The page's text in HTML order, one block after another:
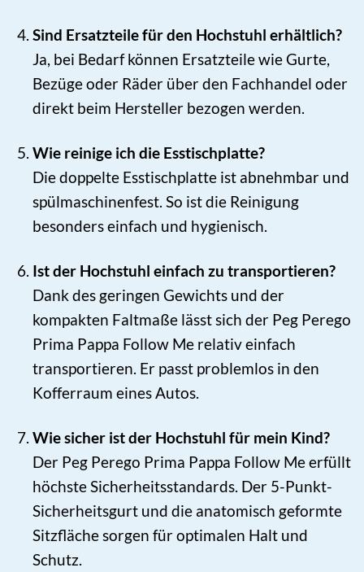
Sind Ersatzteile für den Hochstuhl erhältlich?
Ja, bei Bedarf können Ersatzteile wie Gurte,
Bezüge oder Räder über den Fachhandel oder
direkt beim Hersteller bezogen werden.
Wie reinige ich die Esstischplatte?
Die doppelte Esstischplatte ist abnehmbar und
spülmaschinenfest. So ist die Reinigung
besonders einfach und hygienisch.
Ist der Hochstuhl einfach zu transportieren?
Dank des geringen Gewichts und der
kompakten Faltmaße lässt sich der Peg Perego
Prima Pappa Follow Me relativ einfach
transportieren. Er passt problemlos in den
Kofferraum eines Autos.
Wie sicher ist der Hochstuhl für mein Kind?
Der Peg Perego Prima Pappa Follow Me erfüllt
höchste Sicherheitsstandards. Der 5-Punkt-
Sicherheitsgurt und die anatomisch geformte
Sitzfläche sorgen für optimalen Halt und
Schutz.